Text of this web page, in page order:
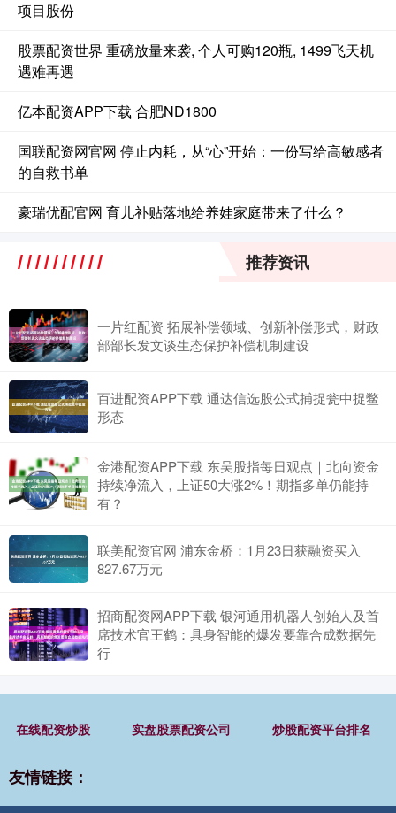
项目股份
股票配资世界 重磅放量来袭, 个人可购120瓶, 1499飞天机
遇难再遇
亿本配资APP下载 合肥ND1800
国联配资网官网 停止内耗，从“心”开始：一份写给高敏感者
的自救书单
豪瑞优配官网 育儿补贴落地给养娃家庭带来了什么？
推荐资讯
一片红配资 拓展补偿领域、创新补偿形式，财政
部部长发文谈生态保护补偿机制建设
百进配资APP下载 通达信选股公式捕捉瓮中捉鳖
形态
金港配资APP下载 东吴股指每日观点｜北向资金
持续净流入，上证50大涨2%！期指多单仍能持
有？
联美配资官网 浦东金桥：1月23日获融资买入
827.67万元
招商配资网APP下载 银河通用机器人创始人及首
席技术官王鹤：具身智能的爆发要靠合成数据先
行
在线配资炒股 实盘股票配资公司 炒股配资平台排名
友情链接：